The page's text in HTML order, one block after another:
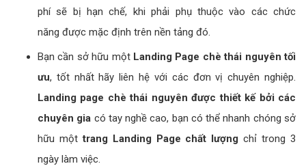
phí sẽ bị hạn chế, khi phải phụ thuộc vào các chức
năng được mặc định trên nền tảng đó.
Bạn cần sở hữu một Landing Page chè thái nguyên tối
ưu, tốt nhất hãy liên hệ với các đơn vị chuyên nghiệp.
Landing page chè thái nguyên được thiết kế bởi các
chuyên gia có tay nghề cao, bạn có thể nhanh chóng sở
hữu mộttrang Landing Page chất lượng chỉ trong 3
ngày làm việc.